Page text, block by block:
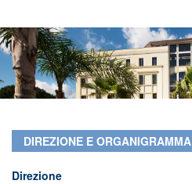
DIREZIONE E ORGANIGRAMMA
Direzione